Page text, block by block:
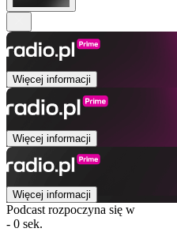
Więcej informacji
Więcej informacji
Więcej informacji
Podcast rozpoczyna się w
- 0 sek.